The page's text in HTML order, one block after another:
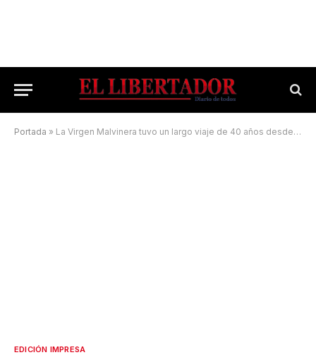
Portada » La Virgen Malvinera tuvo un largo viaje de 40 años desde las trincheras
EDICIÓN IMPRESA